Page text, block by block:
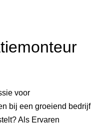
voor
bij een groeiend bedrijf
Als Ervaren